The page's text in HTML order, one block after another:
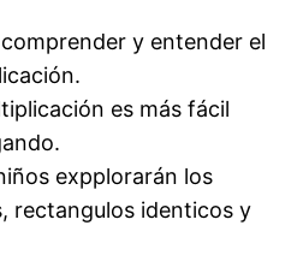
comprender y entender el
es más fácil
expplorarán los
rectangulos identicos y